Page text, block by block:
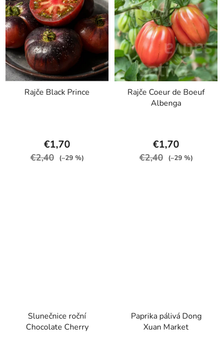
Rajče Black Prince
€1,70
€2,40 (–29 %)
Rajče Coeur de Boeuf
Albenga
€1,70
€2,40 (–29 %)
Slunečnice roční
Chocolate Cherry
Paprika pálivá Dong
Xuan Market